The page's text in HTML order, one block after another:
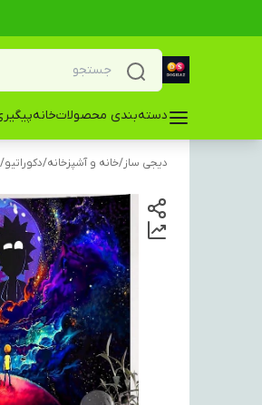
دسته‌بندی محصولاتخانه
دیجی ساز/خانه و آشپزخانه/دکوراتیو/